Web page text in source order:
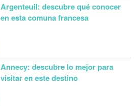
Argenteuil: descubre qué conocer
en esta comuna francesa
Annecy: descubre lo mejor para
visitar en este destino